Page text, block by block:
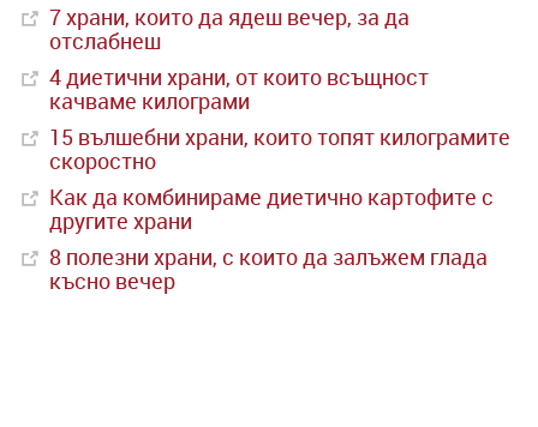
7 храни, които да ядеш вечер, за да
отслабнеш
4 диетични храни, от които всъщност
качваме килограми
15 вълшебни храни, които топят килограмите
скоростно
Как да комбинираме диетично картофите с
другите храни
8 полезни храни, с които да залъжем глада
късно вечер